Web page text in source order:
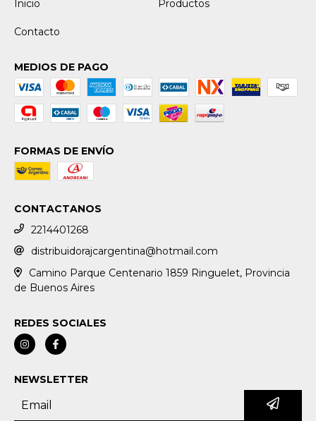
Inicio
Productos
Contacto
MEDIOS DE PAGO
FORMAS DE ENVÍO
CONTACTANOS
2214401268
distribuidorajcargentina@hotmail.com
Camino Parque Centenario 1859 Ringuelet, Provincia
de Buenos Aires
REDES SOCIALES
NEWSLETTER